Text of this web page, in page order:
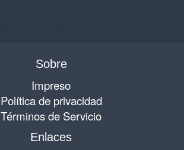
Sobre
Impreso
Política de privacidad
Términos de Servicio
Enlaces